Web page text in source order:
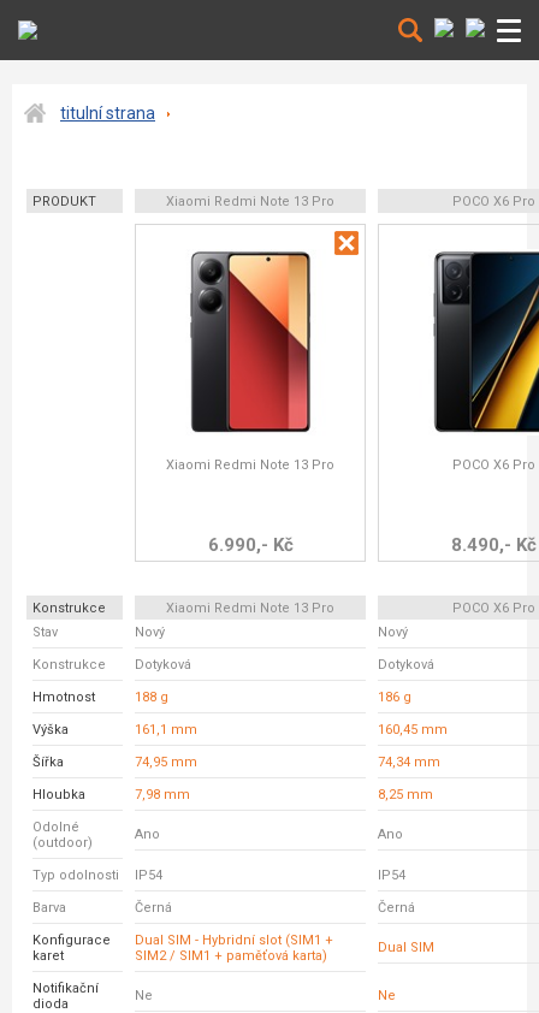
titulní strana
PRODUKT Xiaomi Redmi Note 13 Pro POCO X6 Pro
Xiaomi Redmi Note 13 Pro
6.990,- Kč
POCO X6 Pro
8.490,- Kč
Konstrukce Xiaomi Redmi Note 13 Pro
POCO X6 Pro
Stav
Nový Nový
Konstrukce Dotyková Dotyková
Hmotnost 188 g 186 g
Výška 161,1 mm 160,45 mm
Šířka 74,95 mm 74,34 mm
Hloubka 7,98 mm 8,25 mm
Odolné
(outdoor)
Ano Ano
Typ odolnosti IP54 IP54
Barva Černá Černá
Konfigurace
karet
Dual SIM - Hybridní slot (SIM1 +
SIM2 / SIM1 + paměťová karta)
Dual SIM
Notifikační
dioda
Ne Ne